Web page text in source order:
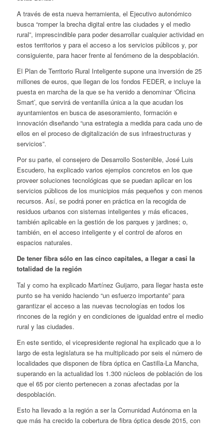
A través de esta nueva herramienta, el Ejecutivo autonómico
busca “romper la brecha digital entre las ciudades y el medio
rural”, imprescindible para poder desarrollar cualquier actividad en
estos territorios y para el acceso a los servicios públicos y, por
consiguiente, para hacer frente al fenómeno de la despoblación.
El Plan de Territorio Rural Inteligente supone una inversión de 25
millones de euros, que llegan de los fondos FEDER, e incluye la
puesta en marcha de la que se ha venido a denominar ‘Oficina
Smart’, que servirá de ventanilla única a la que acudan los
ayuntamientos en busca de asesoramiento, formación e
innovación diseñando “una estrategia a medida para cada uno de
ellos en el proceso de digitalización de sus infraestructuras y
servicios”.
Por su parte, el consejero de Desarrollo Sostenible, José Luis
Escudero, ha explicado varios ejemplos concretos en los que
proveer soluciones tecnológicas que se puedan aplicar en los
servicios públicos de los municipios más pequeños y con menos
recursos. Así, se podrá poner en práctica en la recogida de
residuos urbanos con sistemas inteligentes y más eficaces,
también aplicable en la gestión de los parques y jardines; o,
también, en el acceso inteligente y el control de aforos en
espacios naturales.
De tener fibra sólo en las cinco capitales, a llegar a casi la
totalidad de la región
Tal y como ha explicado Martínez Guijarro, para llegar hasta este
punto se ha venido haciendo “un esfuerzo importante” para
garantizar el acceso a las nuevas tecnologías en todos los
rincones de la región y en condiciones de igualdad entre el medio
rural y las ciudades.
En este sentido, el vicepresidente regional ha explicado que a lo
largo de esta legislatura se ha multiplicado por seis el número de
localidades que disponen de fibra óptica en Castilla-La Mancha,
superando en la actualidad los 1.300 núcleos de población de los
que el 65 por ciento pertenecen a zonas afectadas por la
despoblación.
Esto ha llevado a la región a ser la Comunidad Autónoma en la
que más ha crecido la cobertura de fibra óptica desde 2015, con